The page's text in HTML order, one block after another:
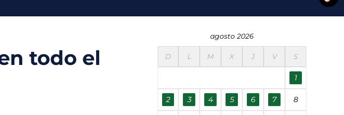
el desarrollo sostenible de las ciudades
y ciencia para proteger los océanos
que gana terreno en las ciudades
por el cambio climático
todo el
agosto 2026
D L M X J V S
1
2 3 4 5 6 7 8